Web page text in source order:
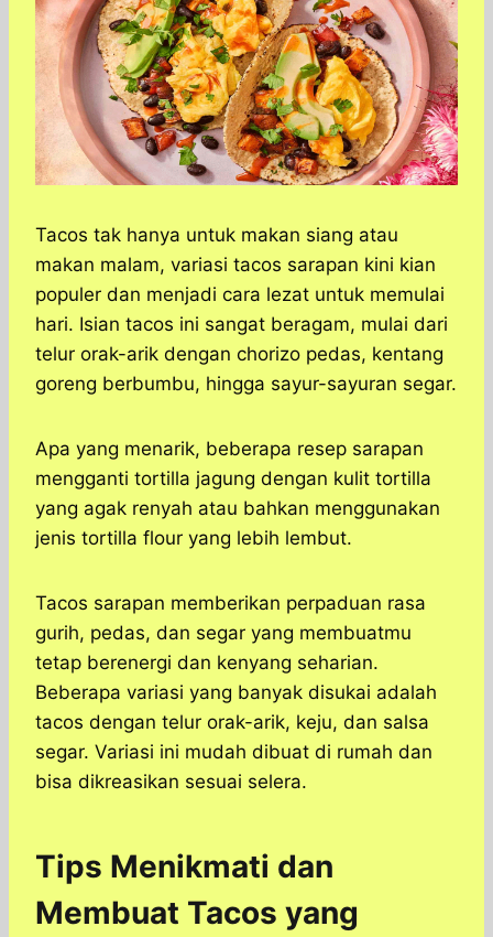
Tacos tak hanya untuk makan siang atau
makan malam, variasi tacos sarapan kini kian
populer dan menjadi cara lezat untuk memulai
hari. Isian tacos ini sangat beragam, mulai dari
telur orak-arik dengan chorizo pedas, kentang
goreng berbumbu, hingga sayur-sayuran segar.
Apa yang menarik, beberapa resep sarapan
mengganti tortilla jagung dengan kulit tortilla
yang agak renyah atau bahkan menggunakan
jenis tortilla flour yang lebih lembut.
Tacos sarapan memberikan perpaduan rasa
gurih, pedas, dan segar yang membuatmu
tetap berenergi dan kenyang seharian.
Beberapa variasi yang banyak disukai adalah
tacos dengan telur orak-arik, keju, dan salsa
segar. Variasi ini mudah dibuat di rumah dan
bisa dikreasikan sesuai selera.
Tips Menikmati dan
Membuat Tacos yang